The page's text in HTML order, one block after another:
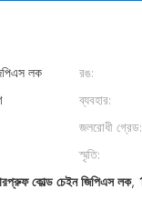
লক রঙ:
ব্যবহার:
জলরোধী গ্রেড:
স্মৃতি:
কোল্ড চেইন জিপিএস লক,